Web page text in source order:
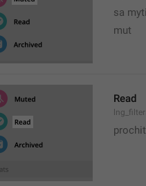
sa
mut
Read